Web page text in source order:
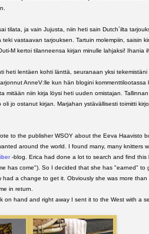
tilata, ja vain Jujusta, niin heti sain Dutch´ilta
teki vastaavan tarjouksen. Tartuin molempiin, saisin
M kertoi tilanneensa kirjan minulle lahjaksi! Ihania
heti lentäen kohti länttä, seuranaan yksi tekemistäni
AnneV:lle kun hän blogini kommenttilootassa
mitään niin kirja löysi heti uuden omistajan.
jo ostanut kirjan. Marjahan ystävällisesti toimitti
to the publisher WSOY about the Eeva Haavisto
around the world. I found many, many knitters
-blog. Erica had done a lot to search and find this
has come") . So I decided that she has "earned" to
had a change to get it. Obviously she was more
in return.
on hand and right away I sent it to the West with a